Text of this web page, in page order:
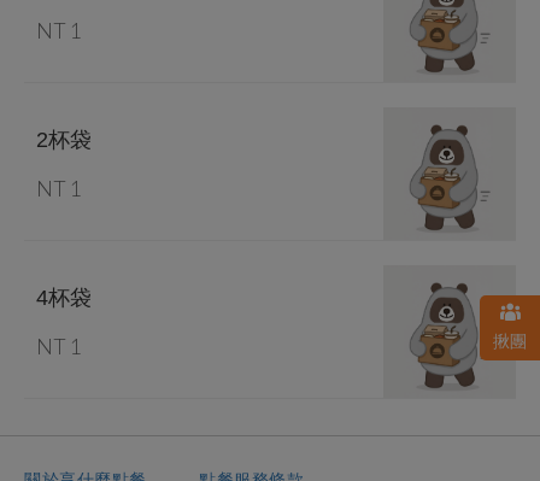
NT 1
2杯袋
NT 1
4杯袋
NT 1 揪團